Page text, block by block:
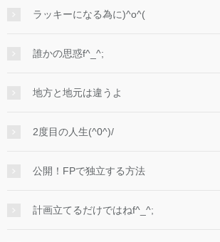
ラッキーになる為に)^o^(
誰かの思惑f^_^;
地方と地元は違うよ
2度目の人生(^0^)/
公開！FPで独立する方法
計画立てるだけではねf^_^;